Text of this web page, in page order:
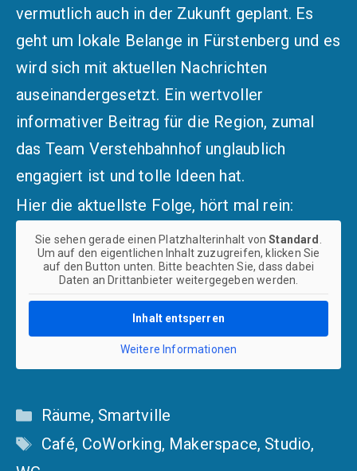
vermutlich auch in der Zukunft geplant. Es
geht um lokale Belange in Fürstenberg und es
wird sich mit aktuellen Nachrichten
auseinandergesetzt. Ein wertvoller
informativer Beitrag für die Region, zumal
das Team Verstehbahnhof unglaublich
engagiert ist und tolle Ideen hat.
Hier die aktuellste Folge, hört mal rein:
Sie sehen gerade einen Platzhalterinhalt vonStandard .
Um auf den eigentlichen Inhalt zuzugreifen, klicken Sie
auf den Button unten. Bitte beachten Sie, dass dabei
Daten an Drittanbieter weitergegeben werden.
Inhalt entsperren
Weitere Informationen
Kategorien
Räume, Smartville
Schlagwörter
Café, CoWorking, Makerspace, Studio,